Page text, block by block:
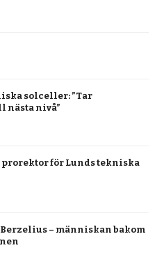
solceller: ”Tar
nästa nivå”
för Lunds tekniska
Berzelius – människan bakom